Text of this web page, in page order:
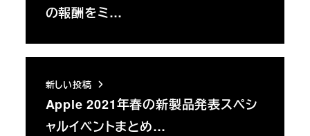
の報酬をミ…
新しい投稿
Apple 2021年春の新製品発表スペシ
ャルイベントまとめ…